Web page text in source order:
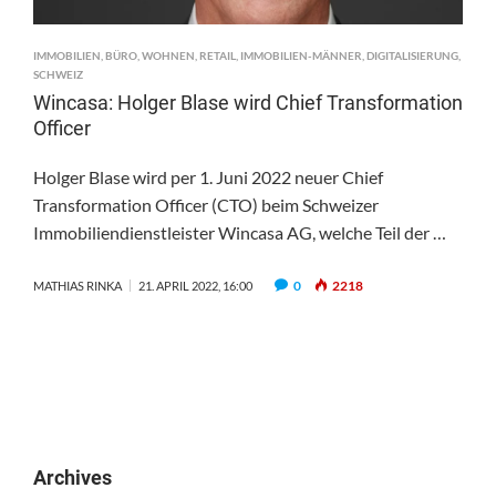
IMMOBILIEN BÜRO WOHNEN RETAIL IMMOBILIEN-MÄNNER DIGITALISIERUNG
SCHWEIZ
Wincasa: Holger Blase wird Chief Transformation
Officer
Holger Blase wird per 1. Juni 2022 neuer Chief
Transformation Officer (CTO) beim Schweizer
Immobiliendienstleister Wincasa AG, welche Teil der …
MATHIAS RINKA 21. APRIL 2022, 16:00 0 2218
Archives